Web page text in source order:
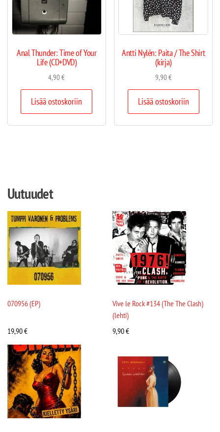
Anal Thunder: Time of Your
Life (CD+DVD)
4,90€
Lisää ostoskoriin
Antti Nylén: Paita / The Shirt
(kirja)
9,90€
Lisää ostoskoriin
Uutuudet
070956 (EP)
19,90€
Vive le Rock #134 (The The Clash)
(lehti)
9,90€